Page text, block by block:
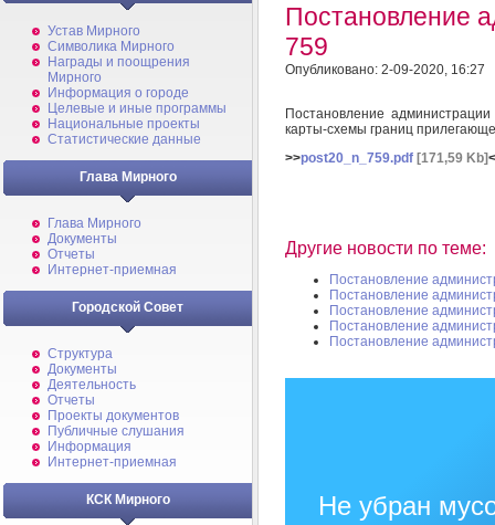
Устав Мирного
Символика Мирного
Награды и поощрения
Мирного
Информация о городе
Целевые и иные программы
Национальные проекты
Статистические данные
Глава Мирного
Глава Мирного
Документы
Отчеты
Интернет-приемная
Городской Совет
Структура
Документы
Деятельность
Отчеты
Проекты документов
Публичные слушания
Информация
Интернет-приемная
КСК Мирного
Постановление
759
Опубликовано: 2-09-2020, 16:27
Постановление
карты-схемы границ
>>post20_n_759.pdf [171,59 Kb]
Другие новости по теме:
Постановление
Постановление
Постановление
Постановление
Постановление
Не убран